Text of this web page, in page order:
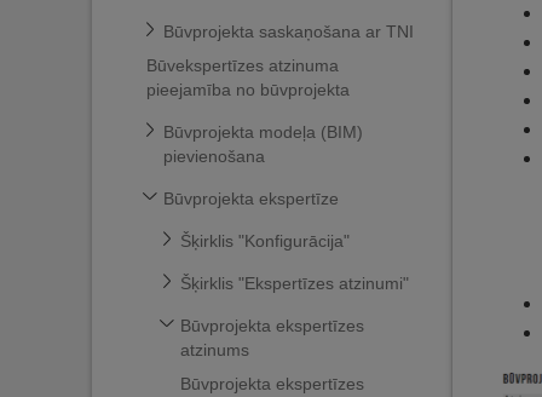
Būvprojekta saskaņošana ar TNI
Būvekspertīzes atzinuma
pieejamība no būvprojekta
Būvprojekta modeļa (BIM)
pievienošana
Būvprojekta ekspertīze
Šķirklis "Konfigurācija"
Šķirklis "Ekspertīzes atzinumi"
Būvprojekta ekspertīzes
atzinums
Būvprojekta ekspertīzes